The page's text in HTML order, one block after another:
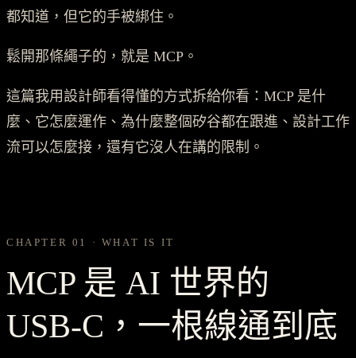
都知道，但它的手被綁住。
鬆開那條繩子的，就是 MCP。
這篇我用設計師看得懂的方式拆給你看：MCP 是什
麼、它怎麼運作、為什麼整個矽谷都在跟進、設計工作
流可以怎麼接，還有它沒人在講的限制。
CHAPTER 01 · WHAT IS IT
MCP 是 AI 世界的
USB-C，一根線通到底